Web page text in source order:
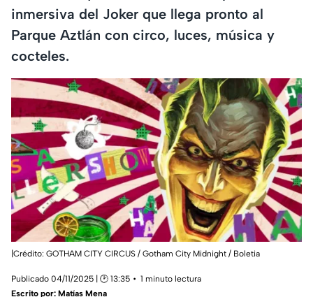
inmersiva del Joker que llega pronto al
Parque Aztlán con circo, luces, música y
cocteles.
|Crédito: GOTHAM CITY CIRCUS / Gotham City Midnight / Boletia
Publicado 04/11/2025 | 🕑 13:35
1 minuto lectura
Escrito por: Matías Mena